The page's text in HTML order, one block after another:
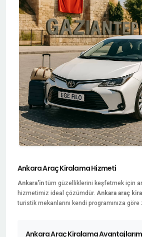
Ankara Araç Kiralama Hizmeti
Ankara'intüm güzelliklerini keşfetmek için
hizmetimiz ideal çözümdür. Ankara araç
turistik mekanlarını kendi programınıza
Ankara Araç Kiralama